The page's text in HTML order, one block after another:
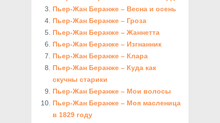
Пьер-Жан Беранже – Весна и осень
Пьер-Жан Беранже – Гроза
Пьер-Жан Беранже – Жаннетта
Пьер-Жан Беранже – Изгнанник
Пьер-Жан Беранже – Клара
Пьер-Жан Беранже – Куда как
скучны старики
Пьер-Жан Беранже – Мои волосы
Пьер-Жан Беранже – Моя масленица
в 1829 году